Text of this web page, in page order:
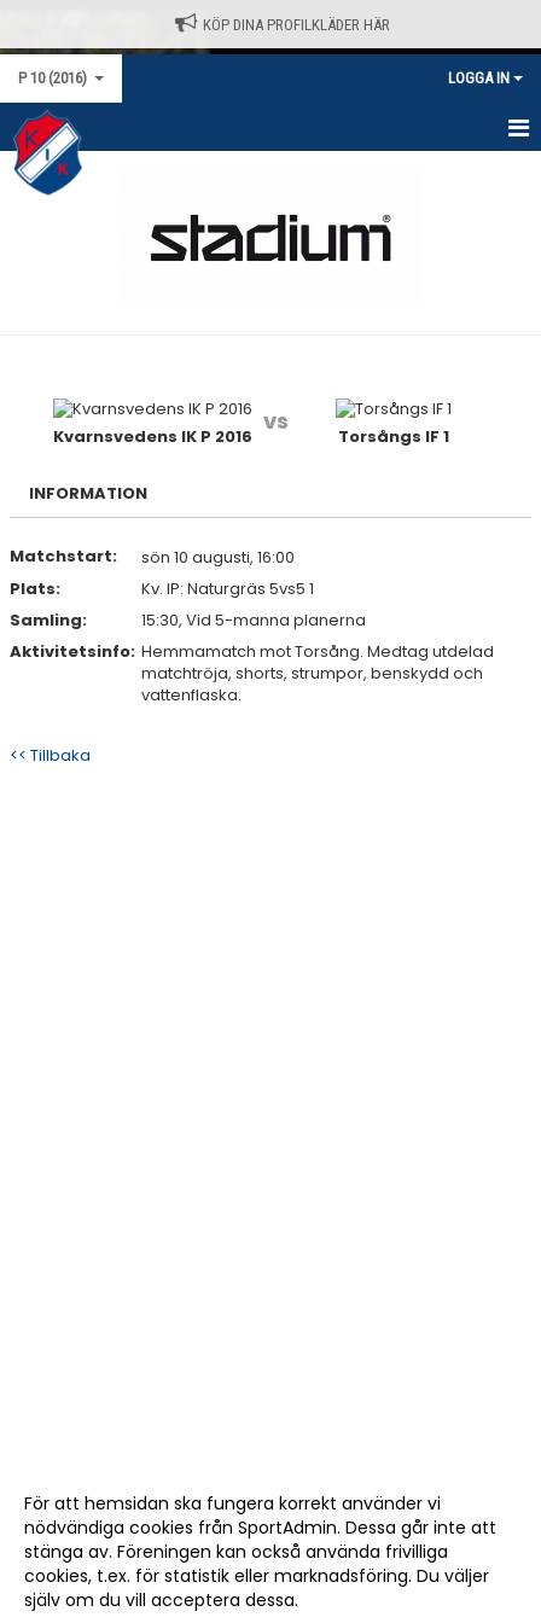
KÖP DINA PROFILKLÄDER HÄR
P 10 (2016) LOGGA IN
HEM
BILDGALLERI
DOKUMENT
Kvarnsvedens IK P 2016
vs
Torsångs IF 1
INFORMATION
Matchstart:
sön 10 augusti, 16:00
Plats:
Kv. IP: Naturgräs 5vs5 1
Samling:
15:30, Vid 5-manna planerna
Aktivitetsinfo: Hemmamatch mot Torsång. Medtag utdelad
matchtröja, shorts, strumpor, benskydd och
vattenflaska.
<< Tillbaka
För att hemsidan ska fungera korrekt använder vi
nödvändiga cookies från SportAdmin. Dessa går inte att
stänga av. Föreningen kan också använda frivilliga
cookies, t.ex. för statistik eller marknadsföring. Du väljer
själv om du vill acceptera dessa.